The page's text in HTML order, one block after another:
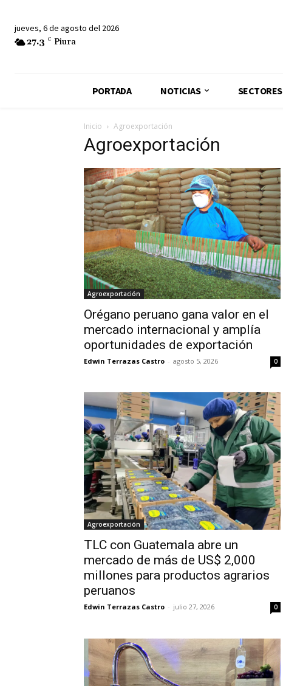
jueves, 6 de agosto del 2026
27.3 C Piura
PORTADA NOTICIAS SECTORES
Inicio Agroexportación
Agroexportación
Agroexportación
Orégano peruano gana valor en el
mercado internacional y amplía
oportunidades de exportación
Edwin Terrazas Castro - agosto 5, 2026 0
Agroexportación
TLC con Guatemala abre un
mercado de más de US$ 2,000
millones para productos agrarios
peruanos
Edwin Terrazas Castro - julio 27, 2026 0